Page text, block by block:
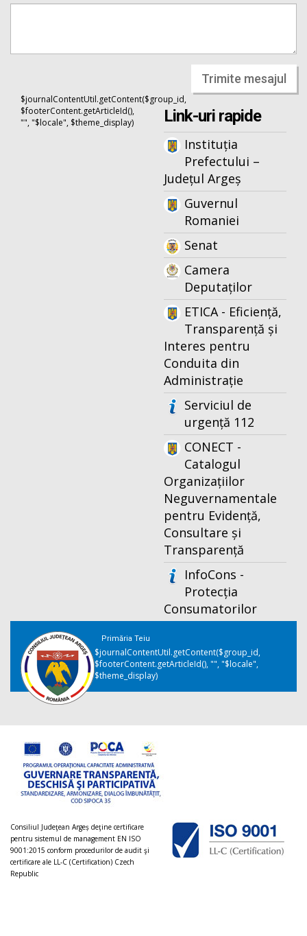
Trimite mesajul
$journalContentUtil.getContent($group_id,
$footerContent.getArticleId(),
"", "$locale", $theme_display)
Link-uri rapide
Instituția
Prefectului –
Județul Argeș
Guvernul
Romaniei
Senat
Camera
Deputaților
ETICA - Eficiență,
Transparență și
Interes pentru
Conduita din
Administrație
Serviciul de
urgență 112
CONECT -
Catalogul
Organizațiilor
Neguvernamentale
pentru Evidență,
Consultare și
Transparență
InfoCons -
Protecția
Consumatorilor
Primăria Teiu
$journalContentUtil.getContent($group_id,
$footerContent.getArticleId(), "", "$locale",
$theme_display)
Consiliul Judeţean Argeș deţine certificare
pentru sistemul de management EN ISO
9001:2015 conform procedurilor de audit şi
certificare ale LL-C (Certification) Czech
Republic